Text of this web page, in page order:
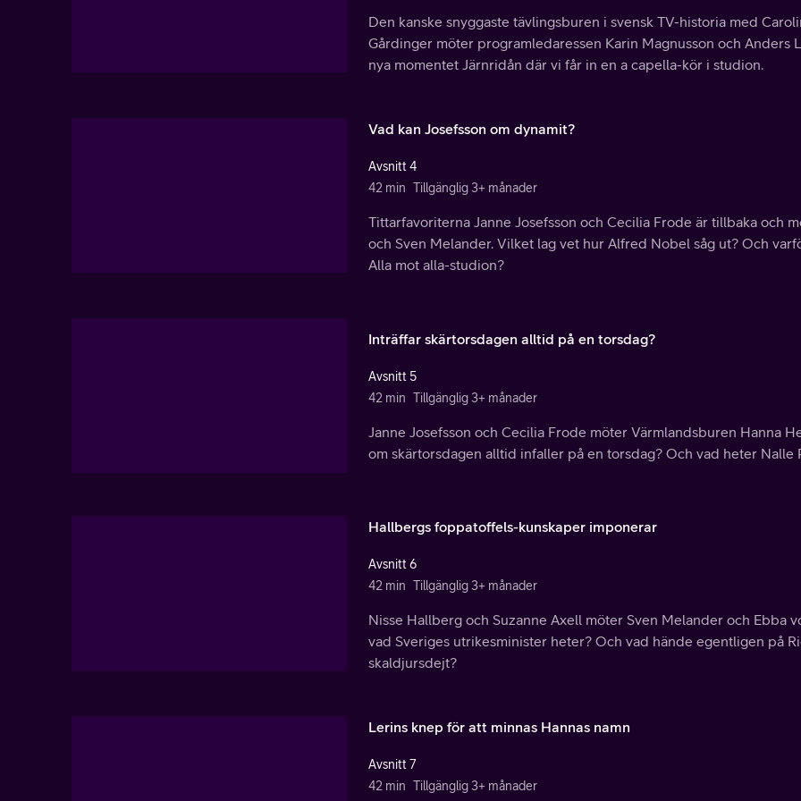
Den kanske snyggaste tävlingsburen i svensk TV-historia med
Gårdinger möter programledaressen Karin Magnusson och Anders
nya momentet Järnridån där vi får in en a capella-kör i studion.
Vad kan Josefsson om dynamit?
Avsnitt 4
42 min Tillgänglig 3+ månader
Tittarfavoriterna Janne Josefsson och Cecilia Frode är tillbaka och
och Sven Melander. Vilket lag vet hur Alfred Nobel såg ut? Och
Alla mot alla-studion?
Inträffar skärtorsdagen alltid på en torsdag?
Avsnitt 5
42 min Tillgänglig 3+ månader
Janne Josefsson och Cecilia Frode möter Värmlandsburen Hanna
om skärtorsdagen alltid infaller på en torsdag? Och vad heter Nalle
Hallbergs foppatoffels-kunskaper imponerar
Avsnitt 6
42 min Tillgänglig 3+ månader
Nisse Hallberg och Suzanne Axell möter Sven Melander och Ebba
vad Sveriges utrikesminister heter? Och vad hände egentligen på
skaldjursdejt?
Lerins knep för att minnas Hannas namn
Avsnitt 7
42 min Tillgänglig 3+ månader